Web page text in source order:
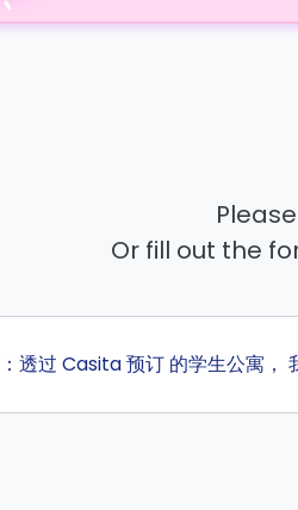
Or fill out the
透过 Casita 预订 的学生公寓，